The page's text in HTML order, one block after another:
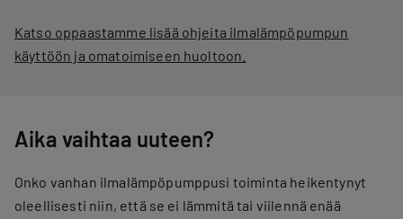
Katso oppaastamme lisää ohjeita ilmalämpöpumpun
käyttöön ja omatoimiseen huoltoon.
Aika vaihtaa uuteen?
Onko vanhan ilmalämpöpumppusi toiminta heikentynyt
oleellisesti niin, että se ei lämmitä tai viilennä enää